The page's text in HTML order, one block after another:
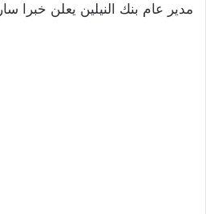
مدير عام بنك النيلين يعلن خبرا سارا